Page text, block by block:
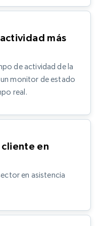
más
de actividad de la
monitor de estado
real.
en
en asistencia